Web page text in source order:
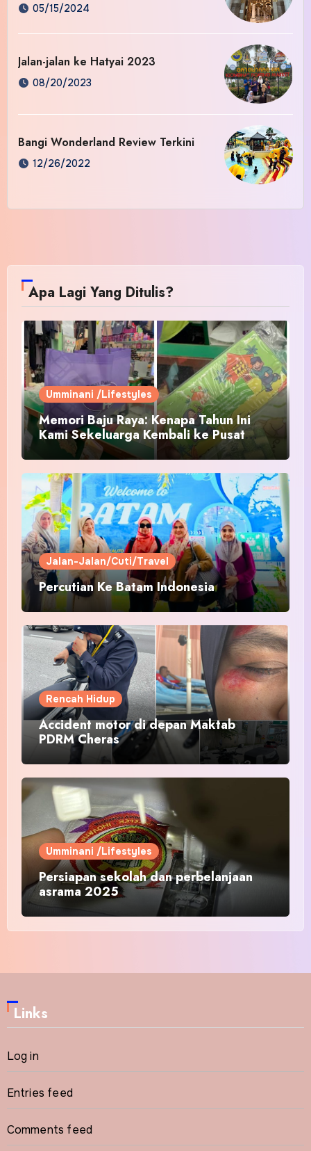
05/15/2024
Jalan-jalan ke Hatyai 2023
08/20/2023
Bangi Wonderland Review Terkini
12/26/2022
Apa Lagi Yang Ditulis?
Umminani /Lifestyles
Memori Baju Raya: Kenapa Tahun Ini
Kami Sekeluarga Kembali ke Pusat
Pakaian Hari-Hari?
Jalan-Jalan/Cuti/Travel
Percutian Ke Batam Indonesia
Rencah Hidup
Accident motor di depan Maktab
PDRM Cheras
Umminani /Lifestyles
Persiapan sekolah dan perbelanjaan
asrama 2025
Links
Log in
Entries feed
Comments feed